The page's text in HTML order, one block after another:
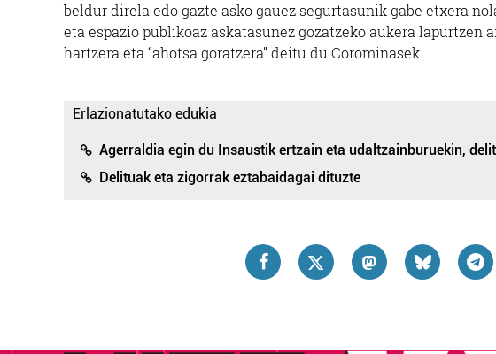
beldur direla edo gazte asko gauez segurtasunik gabe etxera
eta espazio publikoaz askatasunez gozatzeko aukera lapurtzen
hartzera eta “ahotsa goratzera” deitu du Corominasek.
Erlazionatutako edukia
Agerraldia egin du Insaustik ertzain eta udaltzainburuekin,
Delituak eta zigorrak eztabaidagai dituzte